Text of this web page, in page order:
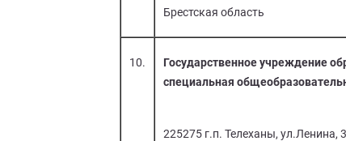
Брестская область
10.
Государственное учреждение
специальная
225275 г.п. Телеханы, ул.Ленина,